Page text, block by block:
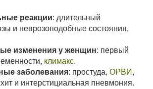
реакции: длительный
и неврозоподобные состояния,
изменения у женщин: первый
климакс.
заболевания: простуда, ОРВИ ,
и интерстициальная пневмония.